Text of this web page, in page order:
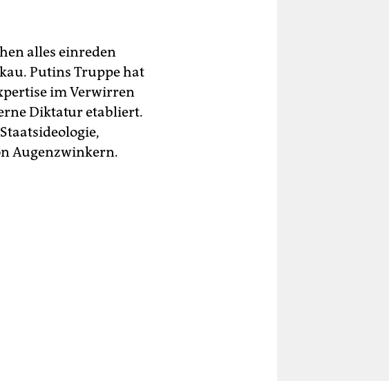
alles einreden
Putins Truppe hat
im Verwirren
Diktatur etabliert.
Augenzwinkern.